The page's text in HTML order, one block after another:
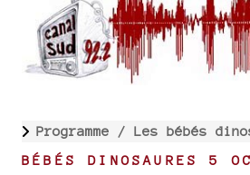
Programme / Les bébés
BÉBÉS DINOSAURES 5